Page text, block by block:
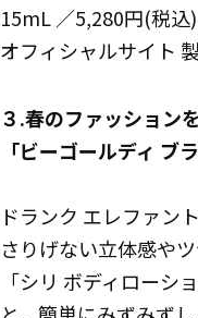
15mL ／5,280円(税込)
オフィシャルサイト
３.春のファッション
「ビーゴールディ ブ
ドランク エレファン
さりげない立体感や
「シリ ボディローシ